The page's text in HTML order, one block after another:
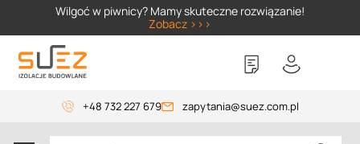
Wilgoć w piwnicy? Mamy skuteczne rozwiązanie!
Zobacz >>>
+48 732 227 679 zapytania@suez.com.pl